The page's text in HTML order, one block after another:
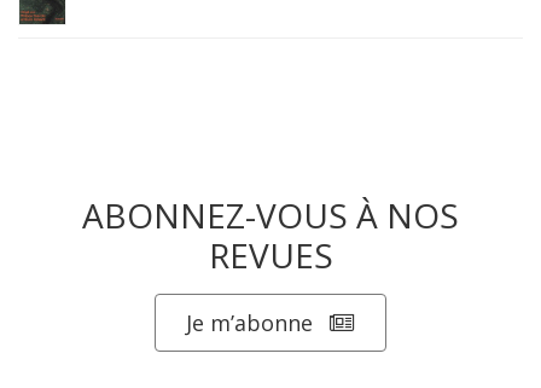
ABONNEZ-VOUS À NOS
REVUES
Je m’abonne